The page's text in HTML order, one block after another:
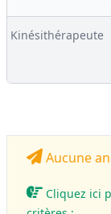
Kinésithérapeute
Aucune
Cliquez ici